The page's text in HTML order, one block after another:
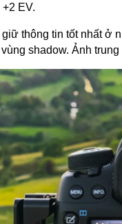
EV.
thông tin tốt nhất ở
shadow. Ảnh